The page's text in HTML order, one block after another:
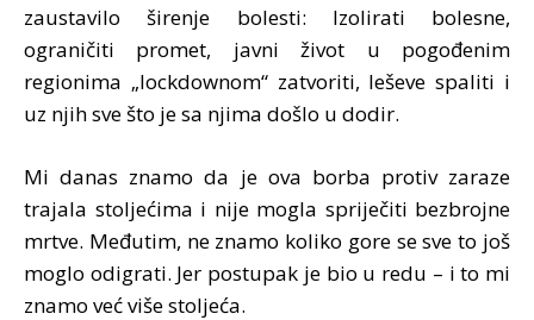
zaustavilo širenje bolesti: Izolirati bolesne,
ograničiti promet, javni život u pogođenim
regionima „lockdownom“ zatvoriti, leševe spaliti i
uz njih sve što je sa njima došlo u dodir.
Mi danas znamo da je ova borba protiv zaraze
trajala stoljećima i nije mogla spriječiti bezbrojne
mrtve. Međutim, ne znamo koliko gore se sve to još
moglo odigrati. Jer postupak je bio u redu – i to mi
znamo već više stoljeća.